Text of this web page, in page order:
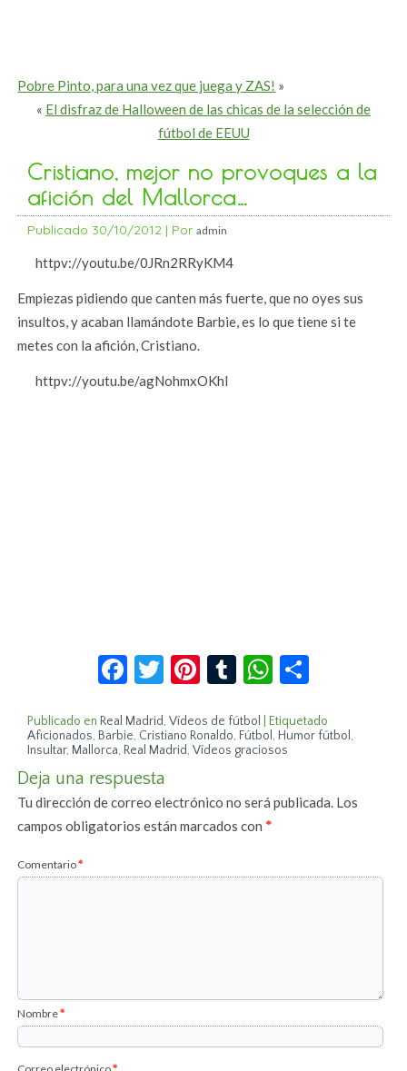
Pobre Pinto, para una vez que juega y ZAS! »
« El disfraz de Halloween de las chicas de la selección de
fútbol de EEUU
Cristiano, mejor no provoques a la
afición del Mallorca…
Publicado 30/10/2012 | Por admin
httpv://youtu.be/0JRn2RRyKM4
Empiezas pidiendo que canten más fuerte, que no oyes sus
insultos, y acaban llamándote Barbie, es lo que tiene si te
metes con la afición, Cristiano.
httpv://youtu.be/agNohmxOKhI
Facebook
Twitter
Pinterest
TumblrWhatsApp
Publicado en Real Madrid,Vídeos de fútbol
Etiquetado
Aficionados, Barbie, Cristiano Ronaldo, Fútbol, Humor fútbol,
Insultar, Mallorca, Real Madrid,Vídeos graciosos
Deja una respuesta
Tu dirección de correo electrónico no será publicada. Los
campos obligatorios están marcados con*
Comentario*
Nombre*